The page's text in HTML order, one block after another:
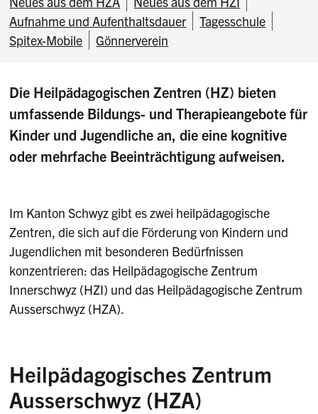
Aufnahme und Aufenthaltsdauer
Tagesschule
Spitex-Mobile
Gönnerverein
Die Heilpädagogischen Zentren (HZ) bieten
umfassende Bildungs- und Therapieangebote für
Kinder und Jugendliche an, die eine kognitive
oder mehrfache Beeinträchtigung aufweisen.
Im Kanton Schwyz gibt es zwei heilpädagogische
Zentren, die sich auf die Förderung von Kindern und
Jugendlichen mit besonderen Bedürfnissen
konzentrieren: das Heilpädagogische Zentrum
Innerschwyz (HZI) und das Heilpädagogische Zentrum
Ausserschwyz (HZA).
Heilpädagogisches Zentrum
Ausserschwyz (HZA)